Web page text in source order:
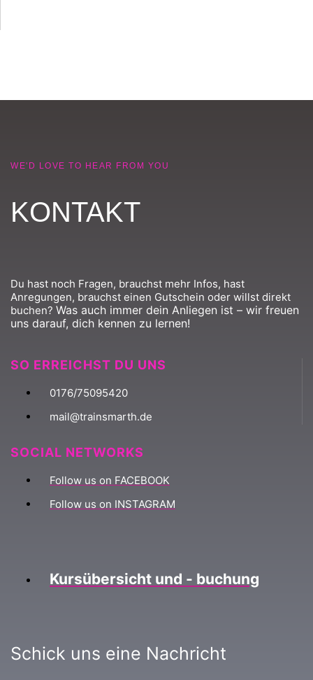
WE'D LOVE TO HEAR FROM YOU
KONTAKT
Du hast noch Fragen, brauchst mehr Infos, hast
Anregungen, brauchst einen Gutschein oder willst direkt
buchen? Was auch immer dein Anliegen ist – wir freuen
uns darauf, dich kennen zu lernen!
SO ERREICHST DU UNS
0176/75095420
mail@trainsmarth.de
SOCIAL NETWORKS
Follow us on FACEBOOK
Follow us on INSTAGRAM
Kursübersicht und - buchung
Schick uns eine Nachricht